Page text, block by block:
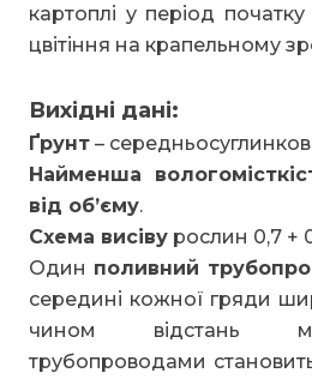
картоплі у період початку
цвітіння на крапельному
Вихідні дані:
Ґрунт –
Найменша
від об’єму.
Схема висіву рослин 0,7 +
Один поливний
середині кожної гряди
чином відстань
трубопроводами